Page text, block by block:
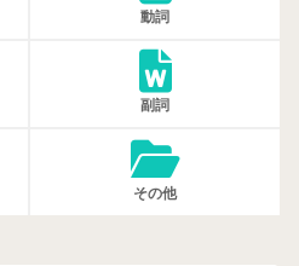
動詞
副詞
その他